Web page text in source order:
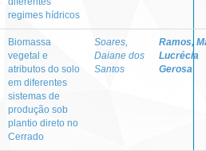
regimes hídricos
Biomassa
vegetal e
atributos do solo
em diferentes
sistemas de
produção sob
plantio direto no
Cerrado
Soares,
Daiane dos
Santos
Ramos,
Lucrécia
Gerosa